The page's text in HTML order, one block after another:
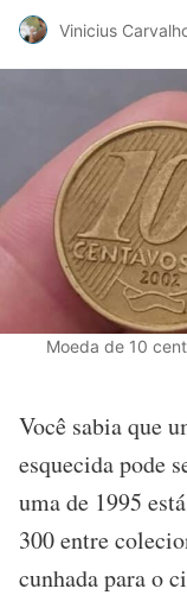
Vinicius
Moeda de 10
Você sabia que
esquecida pode
uma de 1995
300 entre
cunhada para o